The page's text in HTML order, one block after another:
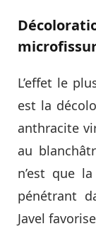
L’effet le
est la
anthracite
au
n’est que
pénétrant
Javel